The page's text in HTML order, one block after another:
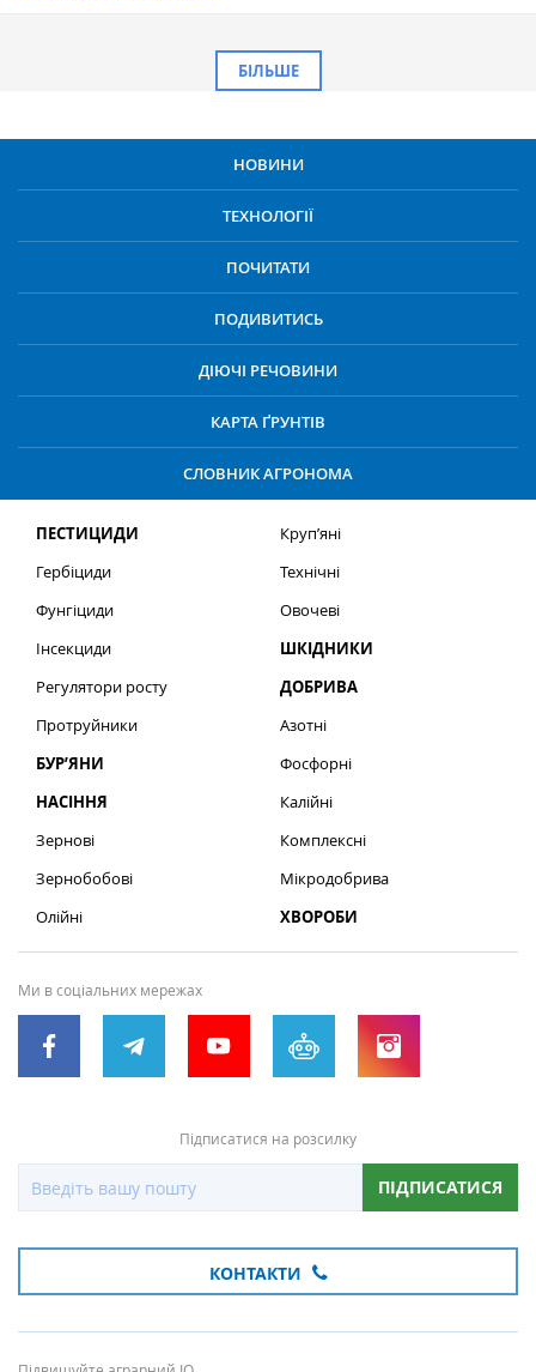
БІЛЬШЕ
НОВИНИ
ТЕХНОЛОГІЇ
ПОЧИТАТИ
ПОДИВИТИСЬ
ДІЮЧІ РЕЧОВИНИ
КАРТА ҐРУНТІВ
СЛОВНИК АГРОНОМА
ПЕСТИЦИДИ
Гербіциди
Фунгіциди
Інсекциди
Регулятори росту
Протруйники
БУР’ЯНИ
НАСІННЯ
Зернові
Зернобобові
Олійні
Круп’яні
Технічні
Овочеві
ШКІДНИКИ
ДОБРИВА
Азотні
Фосфорні
Калійні
Комплексні
Мікродобрива
ХВОРОБИ
Ми в соціальних мережах
Підписатися на розсилку
ПІДПИСАТИСЯ
КОНТАКТИ